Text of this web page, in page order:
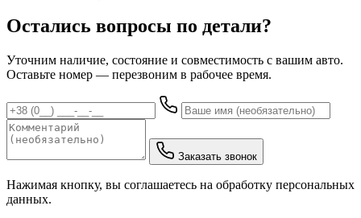
Остались вопросы по детали?
Уточним наличие, состояние и совместимость с вашим авто.
Оставьте номер — перезвоним в рабочее время.
Заказать звонок
Нажимая кнопку, вы соглашаетесь на обработку персональных
данных.